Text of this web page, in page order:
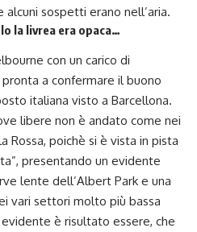
sospetti erano nell’aria.
la livrea era opaca…
con un carico di
a confermare il buono
italiana visto a Barcellona.
libere non è andato come nei
Rossa, poichè si è vista in pista
presentando un evidente
lente dell’Albert Park e una
vari settori molto più bassa
è risultato essere, che